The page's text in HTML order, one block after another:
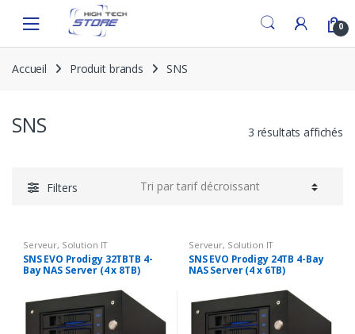
navigation
content
0
Accueil Produit brands SNS
SNS 3 résultats affichés
Filters
Serveur, Solution IT
SNS EVO Prodigy 32TBTB 4-
Bay NAS Server (4 x 8TB)
Serveur, Solution IT
SNS EVO Prodigy 24TB 4-Bay
NAS Server (4 x 6TB)